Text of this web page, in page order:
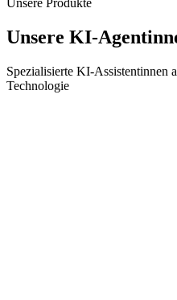
Unsere Produkte
Unsere KI-
Spezialisierte KI-Assistentinnen
Technologie